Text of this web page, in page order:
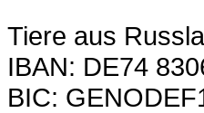
Tiere aus
IBAN: DE74
BIC: